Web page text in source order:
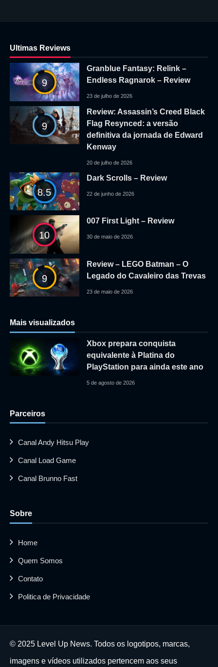
Ultimas Reviews
9
Granblue Fantasy: Relink –
Endless Ragnarok – Review
23 de julho de 2026
9
Review: Assassin’s Creed Black
Flag Resynced: a versão
definitiva da jornada de Edward
Kenway
20 de julho de 2026
8.5
Dark Scrolls – Review
22 de junho de 2026
10
007 First Light – Review
30 de maio de 2026
9
Review – LEGO Batman – O
Legado do Cavaleiro das Trevas
23 de maio de 2026
Mais visualizados
Xbox prepara conquista
equivalente à Platina do
PlayStation para ainda este ano
5 de agosto de 2026
Parceiros
Canal Andy Hitsu Play
Canal Load Game
Canal Brunno Fast
Sobre
Home
Quem Somos
Contato
Politica de Privacidade
© 2025 Level Up News. Todos os logotipos, marcas,
imagens e vídeos utilizados pertencem aos seus